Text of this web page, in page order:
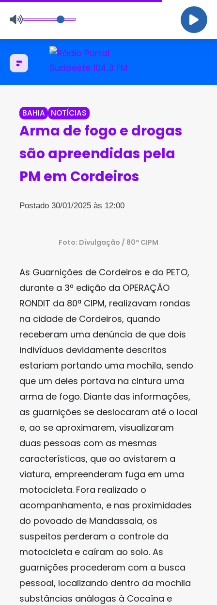
BAHIA NOTÍCIAS
Arma de fogo e drogas
são apreendidas pela
PM em Cordeiros
Postado 30/01/2025 às 12:00
Foto: Divulgação / 80ª CIPM
As Guarnições de Cordeiros e do PETO,
durante a 3ª edição da OPERAÇÃO
RONDIT da 80ª CIPM, realizavam rondas
na cidade de Cordeiros, quando
receberam uma denúncia de que dois
indivíduos devidamente descritos
estariam portando uma mochila, sendo
que um deles portava na cintura uma
arma de fogo. Diante das informações,
as guarnições se deslocaram até o local
e, ao se aproximarem, visualizaram
duas pessoas com as mesmas
características, que ao avistarem a
viatura, empreenderam fuga em uma
motocicleta. Fora realizado o
acompanhamento, e nas proximidades
do povoado de Mandassaia, os
suspeitos perderam o controle da
motocicleta e caíram ao solo. As
guarnições procederam com a busca
pessoal, localizando dentro da mochila
substâncias análogas à Cocaína e